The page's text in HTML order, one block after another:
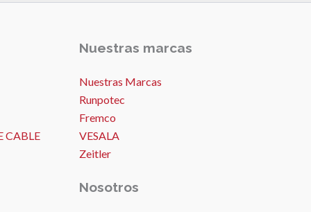
CABLE
Nuestras marcas
Nuestras Marcas
Runpotec
Fremco
VESALA
Zeitler
Nosotros